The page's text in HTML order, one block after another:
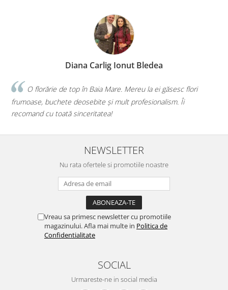
flori
Îi
Diana Illés
Faceți o treabă minunată! Orice buchet sau
iau de la voi, iar de fiecare dată mi-ați confirmat că am
mai bună alegere!💕
NEWSLETTER
Nu rata ofertele si promotiile noastre
Vreau sa primesc newsletter cu promotiile
magazinului. Afla mai multe in Politica de
Confidentialitate
SOCIAL
Urmareste-ne in social media